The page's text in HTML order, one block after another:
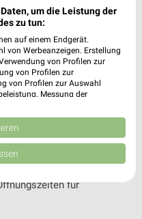
Angebote & Aktionen für
& Angebote für
für
um die Leistung der
zu tun:
auf einem Endgerät.
von Werbeanzeigen. Erstellung
von Profilen zur
von Profilen zur
von Profilen zur Auswahl
Messung der
Quellen. Entwicklung und
Daten zur Auswahl
weitergegeben und in die